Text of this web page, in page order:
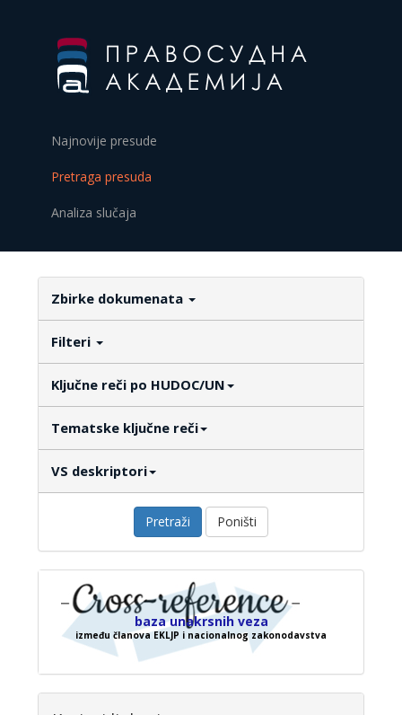
Najnovije presude
Pretraga presuda
Analiza slučaja
Zbirke dokumenata
Filteri
Ključne reči po HUDOC/UN
Tematske ključne reči
VS deskriptori
Pretraži Poništi
baza unakrsnih veza
između članova EKLJP i nacionalnog zakonodavstva